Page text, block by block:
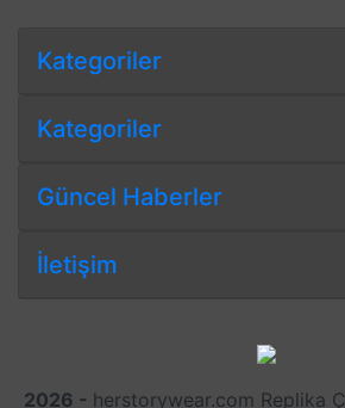
Kategoriler
Kategoriler
Güncel Haberler
İletişim
2026 - herstorywear.com Replika